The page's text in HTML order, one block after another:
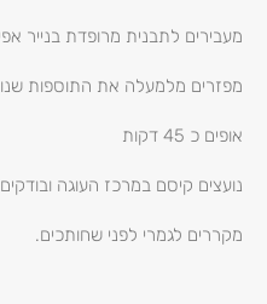
מעבירים לתבנית מרופדת בנייר
מפזרים מלמעלה את התוספות
אופים כ 45 דקות
נועצים קיסם במרכז העוגה
מקררים לגמרי לפני שחותכים.